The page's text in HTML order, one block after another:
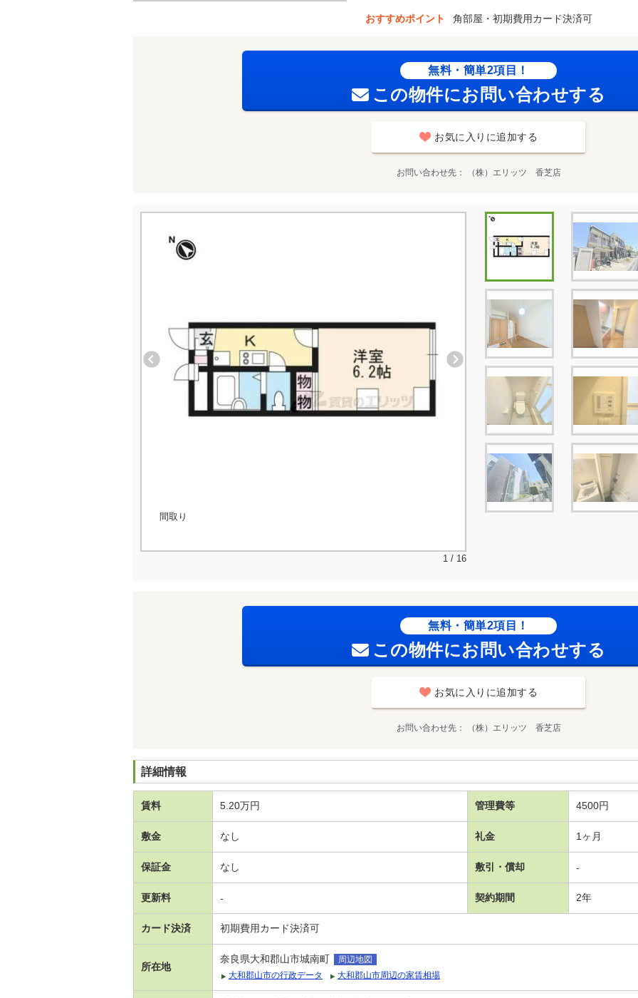
おすすめポイント 角部屋・初期費用カード決済可
無料・簡単2項目！
この物件にお問い合わせする
お気に入りに追加する
お問い合わせ先 （株）エリッツ 香芝店
間取り
1 / 16
無料・簡単2項目！
この物件にお問い合わせする
お気に入りに追加する
お問い合わせ先 （株）エリッツ 香芝店
詳細情報
賃料 5.20万円 管理費等 4500円
敷金 なし 礼金 1ヶ月
保証金 なし 敷引・償却 -
更新料 - 契約期間 2年
カード決済 初期費用カード決済可
所在地
奈良県大和郡山市城南町
周辺地図
大和郡山市の行政データ
大和郡山市周辺の家賃相場